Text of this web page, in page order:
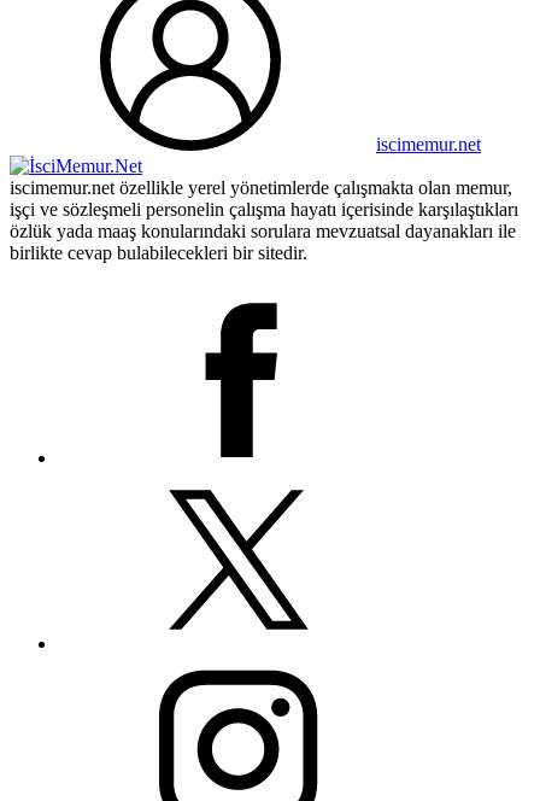
iscimemur.net
iscimemur.net özellikle yerel yönetimlerde çalışmakta olan memur,
işçi ve sözleşmeli personelin çalışma hayatı içerisinde karşılaştıkları
özlük yada maaş konularındaki sorulara mevzuatsal dayanakları ile
birlikte cevap bulabilecekleri bir sitedir.